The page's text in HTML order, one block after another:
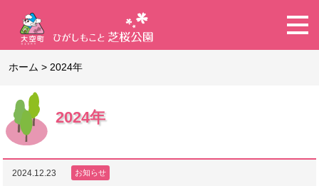
ホーム >2024年
2024年
2024.12.23 お知らせ